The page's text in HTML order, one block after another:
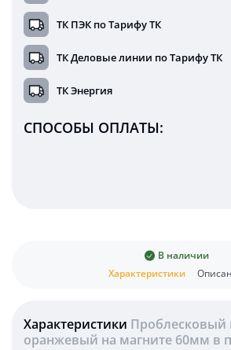
ТК ПЭК по Тарифу ТК
ТК Деловые линии по Тарифу ТК
ТК Энергия
СПОСОБЫ ОПЛАТЫ:
Характеристики
В наличии
Характеристики Проблесковый
оранжевый на магните 60мм в